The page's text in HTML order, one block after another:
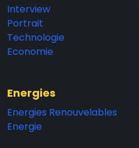
Interview
Portrait
Technologie
Economie
Energies
Energies Renouvelables
Energie